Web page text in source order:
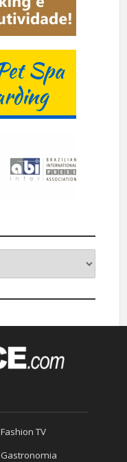
Fashion TV
Gastronomia